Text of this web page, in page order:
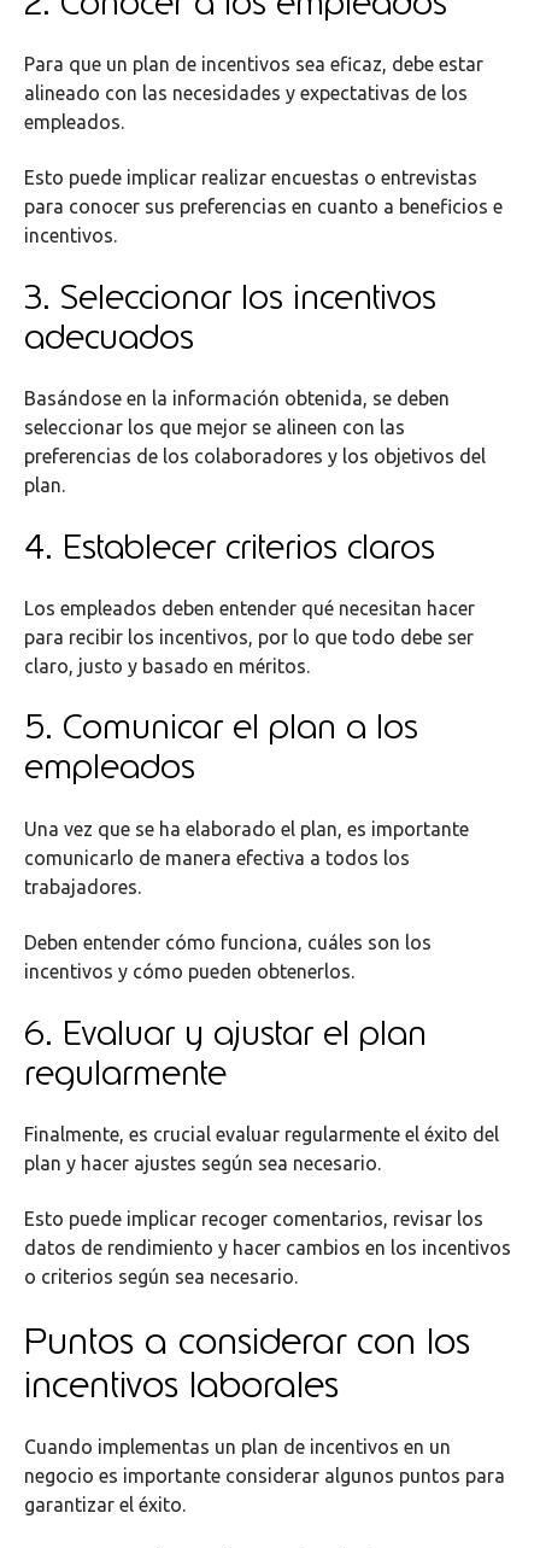
Para que un plan de incentivos sea eficaz, debe estar
alineado con las necesidades y expectativas de los
empleados.
Esto puede implicar realizar encuestas o entrevistas
para conocer sus preferencias en cuanto a beneficios e
incentivos.
3. Seleccionar los incentivos
adecuados
Basándose en la información obtenida, se deben
seleccionar los que mejor se alineen con las
preferencias de los colaboradores y los objetivos del
plan.
4. Establecer criterios claros
Los empleados deben entender qué necesitan hacer
para recibir los incentivos, por lo que todo debe ser
claro, justo y basado en méritos.
5. Comunicar el plan a los
empleados
Una vez que se ha elaborado el plan, es importante
comunicarlo de manera efectiva a todos los
trabajadores.
Deben entender cómo funciona, cuáles son los
incentivos y cómo pueden obtenerlos.
6. Evaluar y ajustar el plan
regularmente
Finalmente, es crucial evaluar regularmente el éxito del
plan y hacer ajustes según sea necesario.
Esto puede implicar recoger comentarios, revisar los
datos de rendimiento y hacer cambios en los incentivos
o criterios según sea necesario.
Puntos a considerar con los
incentivos laborales
Cuando implementas un plan de incentivos en un
negocio es importante considerar algunos puntos para
garantizar el éxito.